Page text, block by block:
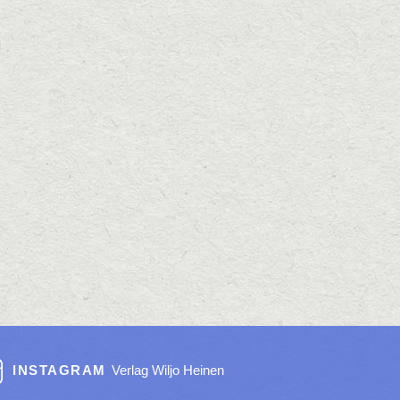
INSTAGRAM Verlag Wiljo Heinen